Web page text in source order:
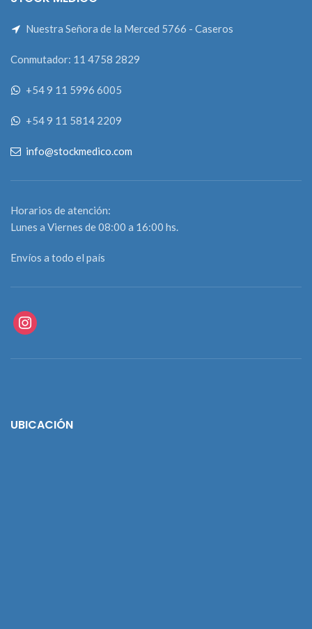
Nuestra Señora de la Merced 5766 - Caseros
Conmutador: 11 4758 2829
+54 9 11 5996 6005
+54 9 11 5814 2209
info@stockmedico.com
Horarios de atención:
Lunes a Viernes de 08:00 a 16:00 hs.
Envíos a todo el país
instagram
UBICACIÓN